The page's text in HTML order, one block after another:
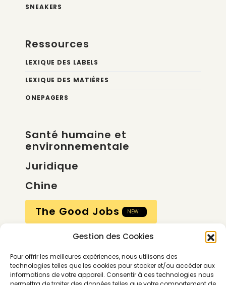
Gestion des Cookies
Pour offrir les meilleures expériences, nous utilisons des
technologies telles que les cookies pour stocker et/ou accéder aux
informations de votre appareil. Consentir à ces technologies nous
SNEAKERS
Ressources
LEXIQUE DES LABELS
LEXIQUE DES MATIÈRES
ONEPAGERS
Santé humaine et
environnementale
Juridique
Chine
The Good Jobs
NEW !
Compte
Calendrier
Contactez-nous